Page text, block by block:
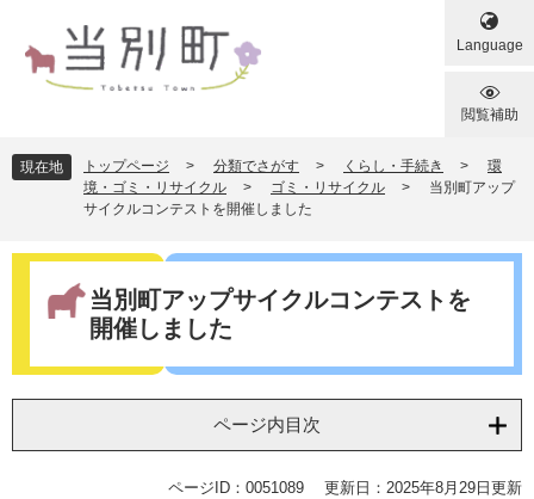
でば
Language
閲覧補助
現在地 トップページ > 分類でさがす > くらし・手続き >
環
境・ゴミ・リサイクル
> ゴミ・リサイクル >
当別町アップ
サイクルコンテストを開催しました
当別町アップサイクルコンテストを
開催しました
ページ内目次
ページID：0051089 更新日：2025年8月29日更新